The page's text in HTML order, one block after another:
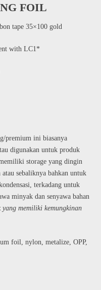
FOIL
tape 35×100 gold
with LC1*
premium ini biasanya
digunakan untuk produk
storage yang dingin
sebaliknya bahkan untuk
terkadang untuk
minyak dan senyawa bahan
memiliki kemungkinan
foil, nylon, metalize, OPP,